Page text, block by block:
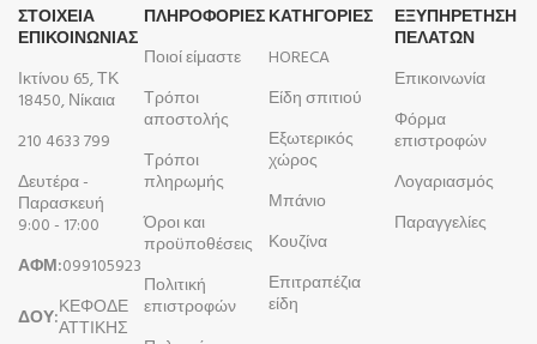
ΣΤΟΙΧΕΙΑ
ΕΠΙΚΟΙΝΩΝΙΑΣ
Ικτίνου 65, ΤΚ
18450, Νίκαια
210 4633 799
Δευτέρα -
Παρασκευή
9:00 - 17:00
ΑΦΜ:099105923
ΔΟΥ:ΚΕΦΟΔΕ
ΑΤΤΙΚΗΣ
ΠΛΗΡΟΦΟΡΊΕΣ
Ποιοί είμαστε
Τρόποι
αποστολής
Τρόποι
πληρωμής
Όροι και
προϋποθέσεις
Πολιτική
επιστροφών
ΚΑΤΗΓΟΡΙΕΣ
HORECA
Είδη σπιτιού
Εξωτερικός
χώρος
Μπάνιο
Κουζίνα
Επιτραπέζια
είδη
ΕΞΥΠΗΡΕΤΗΣΗ
ΠΕΛΑΤΩΝ
Επικοινωνία
Φόρμα
επιστροφών
Λογαριασμός
Παραγγελίες